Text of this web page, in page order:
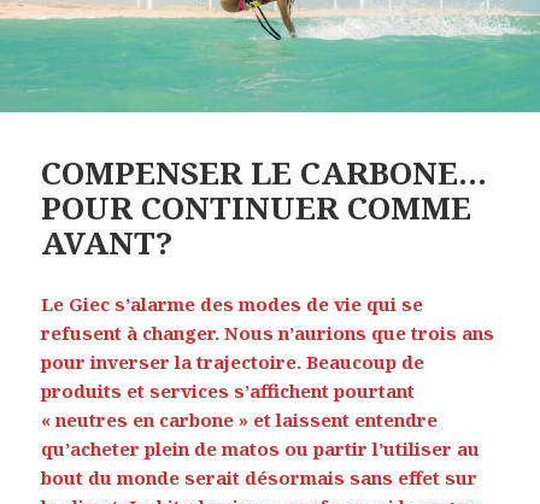
COMPENSER LE CARBONE…
POUR CONTINUER COMME
AVANT?
Le Giec s’alarme des modes de vie qui se
refusent à changer. Nous n’aurions que trois ans
pour inverser la trajectoire. Beaucoup de
produits et services s’affichent pourtant
« neutres en carbone » et laissent entendre
qu’acheter plein de matos ou partir l’utiliser au
bout du monde serait désormais sans effet sur